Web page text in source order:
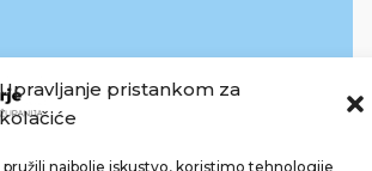
Upravljanje pristankom za
kolačiće
pružili najbolje iskustvo, koristimo tehnologije